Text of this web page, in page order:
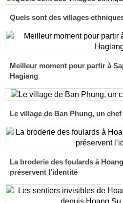
Quels sont des villages
Meilleur moment pour partir à
Hagiang
Le village de Ban Phung, un
La broderie des foulards à
préservent l’identité